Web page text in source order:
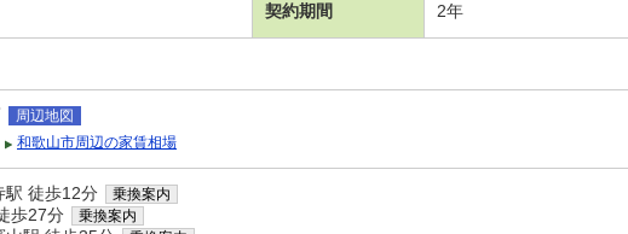
契約期間 2年
周辺地図
和歌山市周辺の家賃相場
駅 徒歩12分 乗換案内
歩27分 乗換案内